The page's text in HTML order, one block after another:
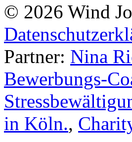
© 2026 Wind
Partner: Nina
Bewerbungs-
in Köln.,